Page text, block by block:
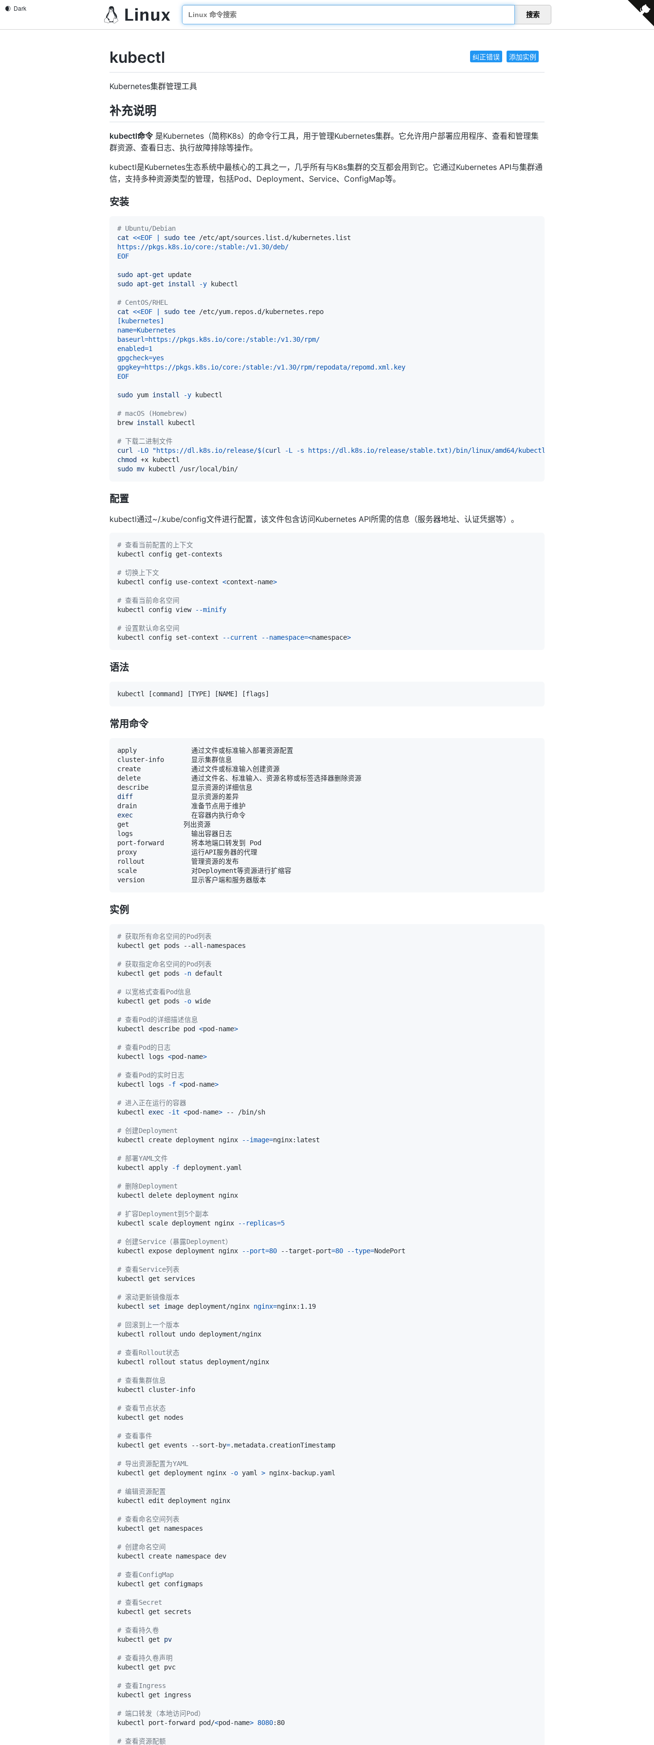
搜索
纠正错误 添加实例
kubectl
Kubernetes集群管理工具
补充说明
kubectl命令是Kubernetes（简称K8s）的命令行工具，用于管理Kubernetes集群。它允许用户部署应用程序、查看和管理集
群资源、查看日志、执行故障排除等操作。
kubectl是Kubernetes生态系统中最核心的工具之一，几乎所有与K8s集群的交互都会用到它。它通过Kubernetes API与集群通
信，支持多种资源类型的管理，包括Pod、Deployment、Service、ConfigMap等。
安装
# Ubuntu/Debian
cat <<EOF sudo tee /etc/apt/sources.list.d/kubernetes.list
EOF
sudo apt-get
sudo apt-get install -y
# CentOS/RHEL
cat <<EOF sudo tee /etc/yum.repos.d/kubernetes.repo
EOF
sudo yum install -y
# macOS (Homebrew)
brew install
# 下载二进制文件
curl
-LO "https://dl.k8s.io/release/$(curl -L -s https://dl.k8s.io/release/stable.txt) /bin/linux/amd64/kubectl"
chmod
sudo mv
配置
kubectl通过~/.kube/config文件进行配置，该文件包含访问Kubernetes API所需的信息（服务器地址、认证凭据等）。
# 查看当前配置的上下文
# 切换上下文
kubectl config use-context <context-name>
# 查看当前命名空间
kubectl config view --minify
# 设置默认命名空间
kubectl config set-context
--current --namespace=<namespace>
语法
kubectl [command ] [TYPE] [NAME] [flags]
常用命令
diff
exec
实例
# 获取所有命名空间的Pod列表
# 获取指定命名空间的Pod列表
kubectl get pods
-n
# 以宽格式查看Pod信息
kubectl get pods
-o
# 查看Pod的详细描述信息
kubectl describe pod <pod-name>
# 查看Pod的日志
kubectl logs <pod-name>
# 查看Pod的实时日志
kubectl logs
-f <pod-name>
# 进入正在运行的容器
kubectl exec -it <pod-name>
# 创建Deployment
kubectl create deployment nginx
--image=
# 部署YAML文件
kubectl apply
-f
# 删除Deployment
# 扩容Deployment到5个副本
kubectl scale deployment nginx
--replicas=5
# 创建Service（暴露Deployment）
kubectl expose deployment nginx
--port=80 --target-port=80 --type=
# 查看Service列表
# 滚动更新镜像版本
kubectl set image deployment/nginx nginx=
# 回滚到上一个版本
# 查看Rollout状态
# 查看集群信息
# 查看节点状态
# 查看事件
kubectl get events --sort-by=
# 导出资源配置为YAML
kubectl get deployment nginx
-o yaml >
# 编辑资源配置
# 查看命名空间列表
# 创建命名空间
# 查看ConfigMap
# 查看Secret
# 查看持久卷
kubectl get pv
# 查看持久卷声明
# 查看Ingress
# 端口转发（本地访问Pod）
kubectl port-forward pod/<pod-name> 8080
# 查看资源配额